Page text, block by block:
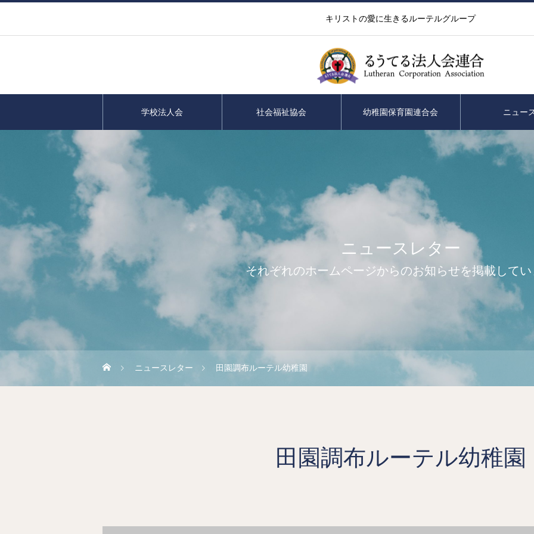
キリストの愛に生きるルーテルグループ
学校法人会 社会福祉協会 幼稚園保育園連合会 ニュー
ニュースレター
それぞれのホームページからのお知らせを掲載して
ニュースレター 田園調布ルーテル幼稚園
田園調布ルーテル幼稚園